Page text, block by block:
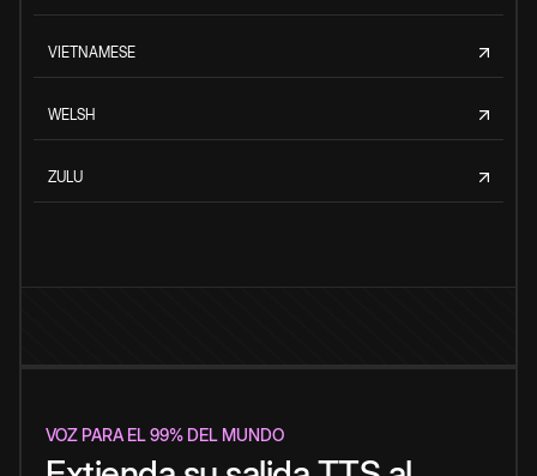
VIETNAMESE
WELSH
ZULU
VOZ PARA EL 99% DEL MUNDO